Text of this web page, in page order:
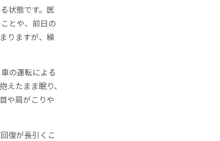
状態です。医
とや、前日の
りますが、繰
の運転による
たまま眠り、
や肩がこりや
復が長引くこ